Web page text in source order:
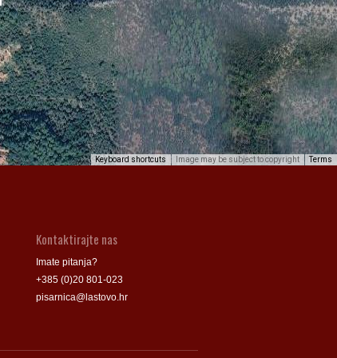
Keyboard shortcuts Image may be subject to copyright Terms
Kontaktirajte nas
Imate pitanja?
+385 (0)20 801-023
pisarnica@lastovo.hr